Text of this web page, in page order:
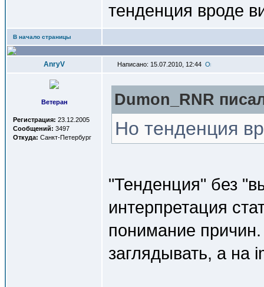
тенденция вроде
В начало страницы
AnryV Написано: 15.07.2010, 12:44
Ветеран
Регистрация: 23.12.2005
Сообщений: 3497
Откуда: Санкт-Петербург
Dumon_RNR
Но тенденция
"Тенденция" без
интерпретация
понимание
заглядывать, а на